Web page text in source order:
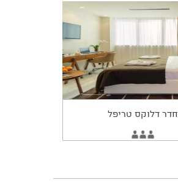
חדר דלוקס טריפל
מתאים
3